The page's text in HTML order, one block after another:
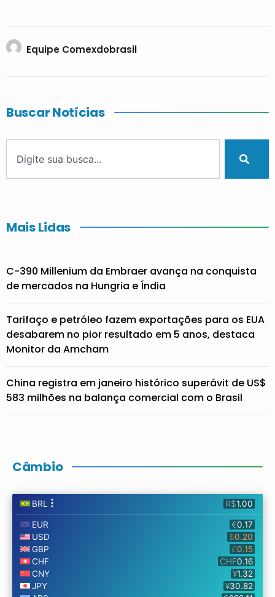
Equipe Comexdobrasil
Buscar Notícias
Mais Lidas
C-390 Millenium da Embraer avança na conquista
de mercados na Hungria e Índia
Tarifaço e petróleo fazem exportações para os EUA
desabarem no pior resultado em 5 anos, destaca
Monitor da Amcham
China registra em janeiro histórico superávit de US$
583 milhões na balança comercial com o Brasil
Câmbio